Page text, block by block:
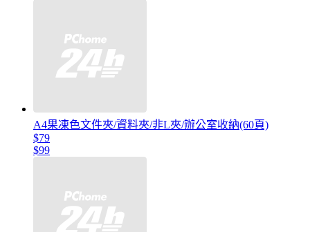
A4果凍色文件夾/資料夾/非L夾/辦公室收納(60頁)
$79
$99